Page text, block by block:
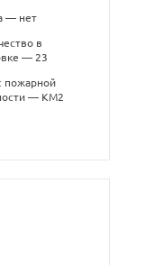
— нет
в
— 23
пожарной
— КМ2